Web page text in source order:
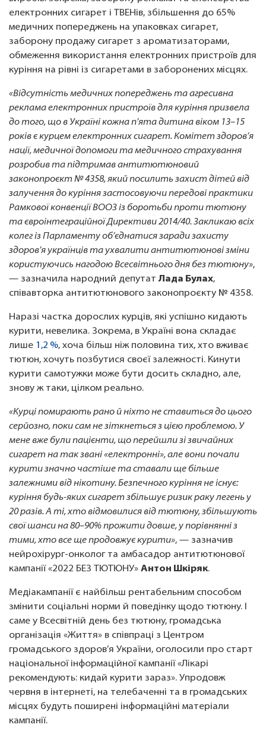
електронних сигарет і ТВЕНів, збільшення до 65%
медичних попереджень на упаковках сигарет,
заборону продажу сигарет з ароматизаторами,
обмеження використання електронних пристроїв для
куріння на рівні із сигаретами в заборонених місцях.
«Відсутність медичних попереджень та агресивна
реклама електронних пристроїв для куріння призвела
до того, що в Україні кожна п’ята дитина віком 13–15
років є курцем електронних сигарет. Комітет здоров’я
нації, медичної допомоги та медичного страхування
розробив та підтримав антитютюновий
законопроєкт № 4358, який посилить захист дітей від
залучення до куріння застосовуючи передові практики
Рамкової конвенції ВООЗ із боротьби проти тютюну
та євроінтеграційної Директиви 2014/40. Закликаю всіх
колег із Парламенту об’єднатися заради захисту
здоров’я українців та ухвалити антитютюнові зміни
користуючись нагодою Всесвітнього дня без тютюну»,
— зазначила народний депутатЛада Булах,
співавторка антитютюнового законопроєкту № 4358.
Наразі частка дорослих курців, які успішно кидають
курити, невелика. Зокрема, в Україні вона складає
лише 1,2 %, хоча більш ніж половина тих, хто вживає
тютюн, хочуть позбутися своєї залежності. Кинути
курити самотужки може бути досить складно, але,
знову ж таки, цілком реально.
«Курці помирають рано й ніхто не ставиться до цього
серйозно, поки сам не зіткнеться з цією проблемою. У
мене вже були пацієнти, що перейшли зі звичайних
сигарет на так звані «електронні», але вони почали
курити значно частіше та ставали ще більше
залежними від нікотину. Безпечного куріння не існує:
куріння будь-яких сигарет збільшує ризик раку легень у
20 разів. А ті, хто відмовилися від тютюну, збільшують
свої шанси на 80–90% прожити довше, у порівнянні з
тими, хто все ще продовжує курити», — зазначив
нейрохірург-онколог та амбасадор антитютюнової
кампанії «2022 БЕЗ ТЮТЮНУ» Антон Шкіряк.
Медіакампанії є найбільш рентабельним способом
змінити соціальні норми й поведінку щодо тютюну. І
саме у Всесвітній день без тютюну, громадська
організація «Життя» в співпраці з Центром
громадського здоров’я України, оголосили про старт
національної інформаційної кампанії «Лікарі
рекомендують: кидай курити зараз». Упродовж
червня в інтернеті, на телебаченні та в громадських
місцях будуть поширені інформаційні матеріали
кампанії.